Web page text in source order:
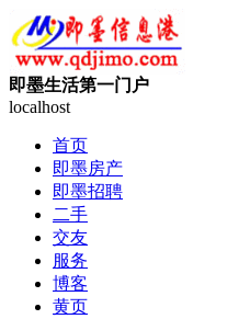
即墨生活第一门户
localhost
首页
即墨房产
即墨招聘
二手
交友
服务
博客
黄页